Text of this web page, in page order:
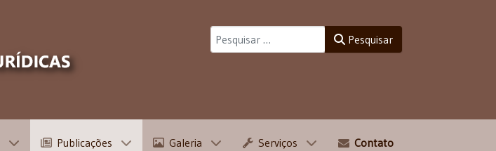
Pesquisar
Publicações Galeria Serviços Contato